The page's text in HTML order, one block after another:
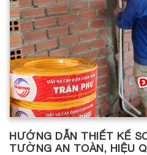
HƯỚNG DẪN THIẾT KẾ
TƯỜNG AN TOÀN, HIỆU